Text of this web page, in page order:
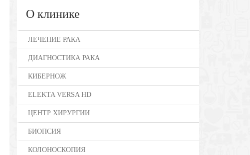
О клинике
ЛЕЧЕНИЕ РАКА
ДИАГНОСТИКА РАКА
КИБЕРНОЖ
ELEKTA VERSA HD
ЦЕНТР ХИРУРГИИ
БИОПСИЯ
КОЛОНОСКОПИЯ